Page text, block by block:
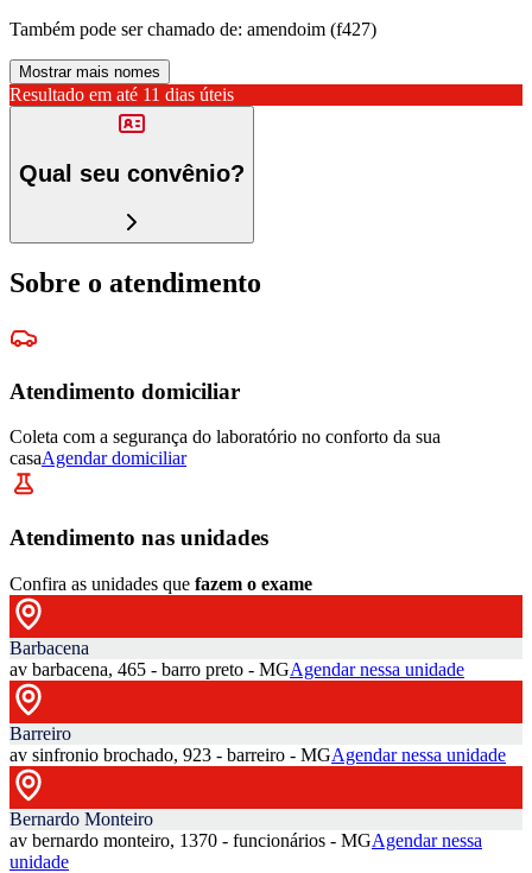
Também pode ser chamado de: amendoim (f427)
Mostrar mais nomes
Resultado em até 11 dias úteis
Qual seu convênio?
Sobre o atendimento
Atendimento domiciliar
Coleta com a segurança do laboratório no conforto da sua
casaAgendar domiciliar
Atendimento nas unidades
Confira as unidades que fazem o exame
Barbacena
av barbacena, 465 - barro preto - MGAgendar nessa unidade
Barreiro
av sinfronio brochado, 923 - barreiro - MGAgendar nessa unidade
Bernardo Monteiro
av bernardo monteiro, 1370 - funcionários - MGAgendar nessa
unidade